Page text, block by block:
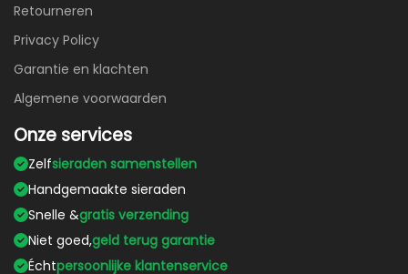
Retourneren
Privacy Policy
Garantie en klachten
Algemene voorwaarden
Onze services
Zelfsieraden samenstellen
Handgemaakte sieraden
Snelle &gratis verzending
Niet goed,geld terug garantie
Échtpersoonlijke klantenservice